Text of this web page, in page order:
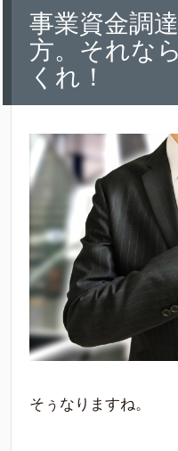
事業資金調
方。それな
くれ！
そぅなりますね。